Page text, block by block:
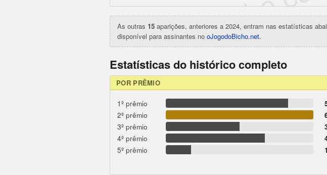
As outras 15 aparições, anteriores a 2024, entram nas estatísticas
disponível para assinantes no oJogodoBicho.net.
Estatísticas do histórico completo
POR PRÊMIO
1º prêmio
2º prêmio
3º prêmio
4º prêmio
5º prêmio
1